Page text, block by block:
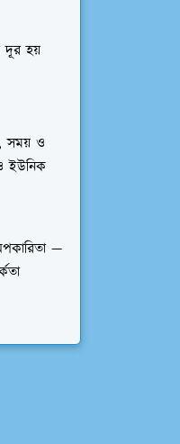
দূর হয়
সময় ও
ইউনিক
—